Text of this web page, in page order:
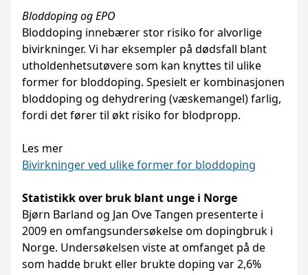
Bloddoping og EPO
Bloddoping innebærer stor risiko for alvorlige
bivirkninger. Vi har eksempler på dødsfall blant
utholdenhetsutøvere som kan knyttes til ulike
former for bloddoping. Spesielt er kombinasjonen
bloddoping og dehydrering (væskemangel) farlig,
fordi det fører til økt risiko for blodpropp.
Les mer
Bivirkninger ved ulike former for bloddoping
Statistikk over bruk blant unge i Norge
Bjørn Barland og Jan Ove Tangen presenterte i
2009 en omfangsundersøkelse om dopingbruk i
Norge. Undersøkelsen viste at omfanget på de
som hadde brukt eller brukte doping var 2,6%